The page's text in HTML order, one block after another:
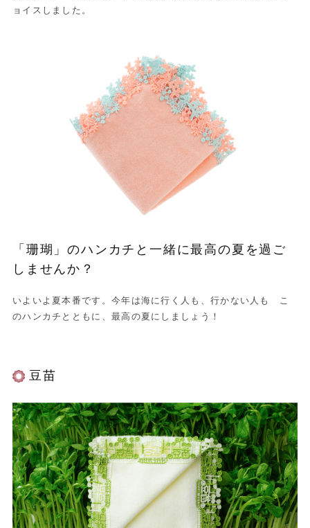
ョイスしました。
「珊瑚」のハンカチと一緒に最高の夏を過ご
しませんか？
いよいよ夏本番です。今年は海に行く人も、行かない人も こ
のハンカチとともに、最高の夏にしましょう！
豆苗